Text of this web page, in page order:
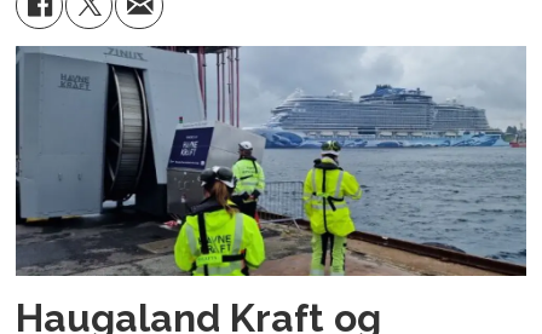
Haugaland Kraft og